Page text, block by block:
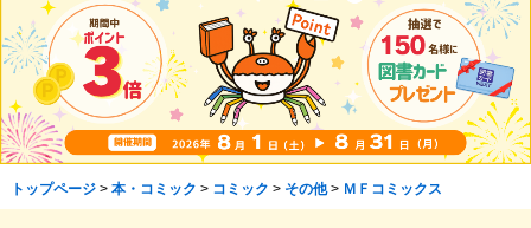
トップページ> 本・コミック > コミック > その他> ＭＦコミックス